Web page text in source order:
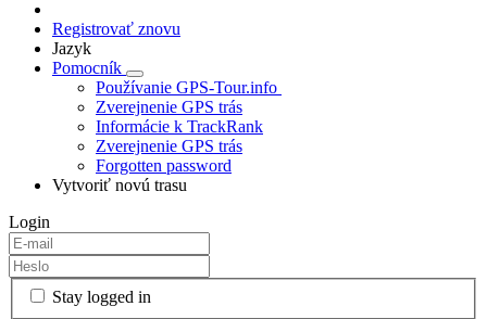
Registrovať znovu
Jazyk
Pomocník
Používanie GPS-Tour.info
Zverejnenie GPS trás
Informácie k TrackRank
Zverejnenie GPS trás
Forgotten password
Vytvoriť novú trasu
Login
Stay logged in